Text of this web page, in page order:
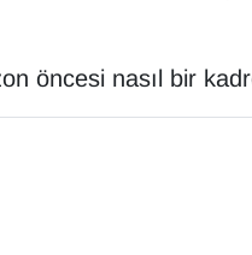
öncesi nasıl bir